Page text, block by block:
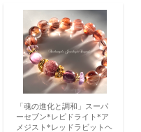
「魂の進化と調和」スーパ
ーセブン*レピドライト*ア
メジスト*レッドラビットヘ